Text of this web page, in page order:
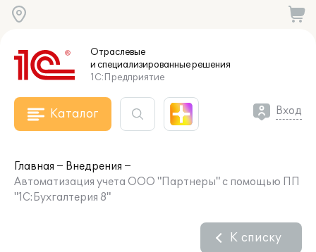
Отраслевые
и специализированныерешения
1С:Предприятие
Каталог Вход
Главная
Внедрения
Автоматизация учета ООО "Партнеры" с помощью ПП
"1С:Бухгалтерия 8"
К списку